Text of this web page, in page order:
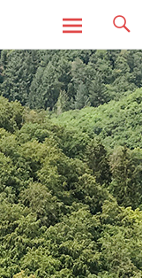
Zum
Inhalt
springen